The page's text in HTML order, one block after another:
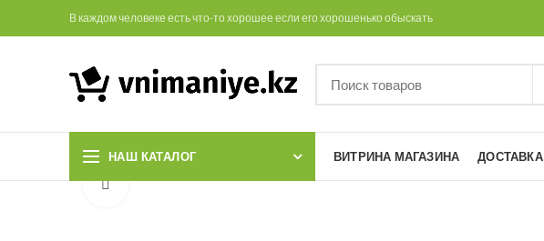
В каждом человеке есть что-то хорошее если его хорошенько обыскать
НАШ КАТАЛОГ ВИТРИНА МАГАЗИНА ДОСТАВКА
Увеличить